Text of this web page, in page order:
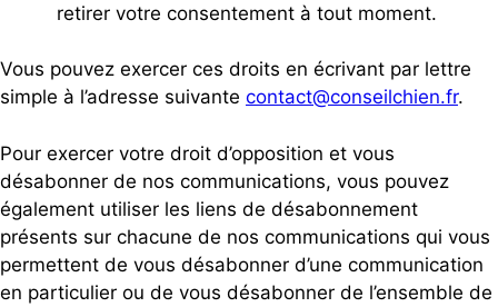
retirer votre consentement à tout moment.
Vous pouvez exercer ces droits en écrivant par lettre
simple à l’adresse suivante contact@conseilchien.fr.
Pour exercer votre droit d’opposition et vous
désabonner de nos communications, vous pouvez
également utiliser les liens de désabonnement
présents sur chacune de nos communications qui vous
permettent de vous désabonner d’une communication
en particulier ou de vous désabonner de l’ensemble de